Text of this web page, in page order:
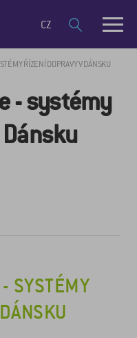
CZ
ŘÍZENÍ DOPRAVY V DÁNSKU
- systémy
SYSTÉMY